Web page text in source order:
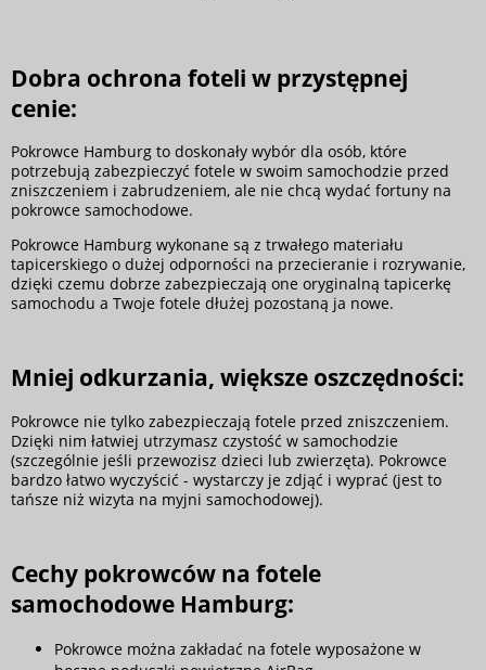
Dobra ochrona foteli w przystępnej
cenie:
Pokrowce Hamburg to doskonały wybór dla osób, które
potrzebują zabezpieczyć fotele w swoim samochodzie przed
zniszczeniem i zabrudzeniem, ale nie chcą wydać fortuny na
pokrowce samochodowe.
Pokrowce Hamburg wykonane są z trwałego materiału
tapicerskiego o dużej odporności na przecieranie i rozrywanie,
dzięki czemu dobrze zabezpieczają one oryginalną tapicerkę
samochodu a Twoje fotele dłużej pozostaną ja nowe.
Mniej odkurzania, większe oszczędności:
Pokrowce nie tylko zabezpieczają fotele przed zniszczeniem.
Dzięki nim łatwiej utrzymasz czystość w samochodzie
(szczególnie jeśli przewozisz dzieci lub zwierzęta). Pokrowce
bardzo łatwo wyczyścić - wystarczy je zdjąć i wyprać (jest to
tańsze niż wizyta na myjni samochodowej).
Cechy pokrowców na fotele
samochodowe Hamburg:
Pokrowce można zakładać na fotele wyposażone w